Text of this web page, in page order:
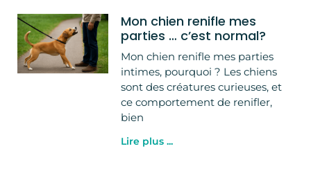
Mon chien renifle mes
parties … c’est normal?
Mon chien renifle mes parties
intimes, pourquoi ? Les chiens
sont des créatures curieuses, et
ce comportement de renifler,
bien
Lire plus ...